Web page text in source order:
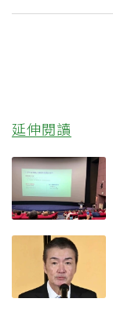
延伸閱讀